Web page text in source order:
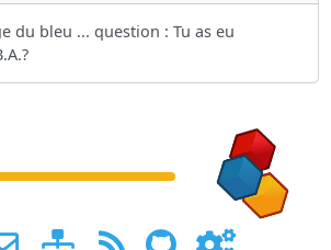
du bleu ... question : Tu as eu